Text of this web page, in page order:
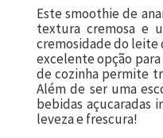
Este smoothie de
textura cremosa e
cremosidade do leite
excelente opção
de cozinha permite
Além de ser uma
bebidas açucaradas
leveza e frescura!